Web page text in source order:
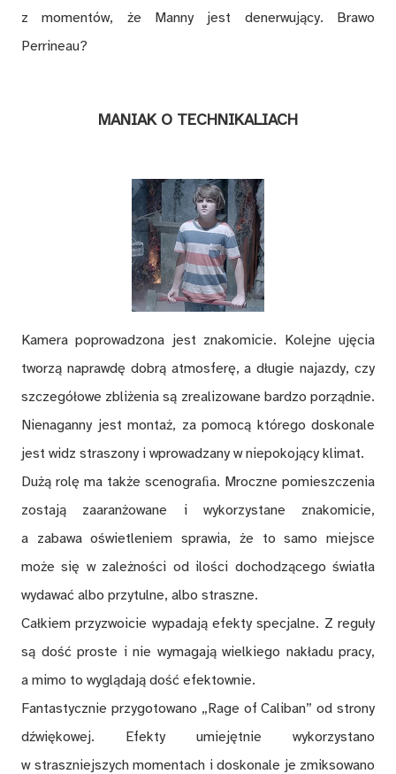
z momentów, że Manny jest denerwujący. Brawo
Perrineau?
MANIAK O TECHNIKALIACH
Kamera poprowadzona jest znakomicie. Kolejne ujęcia
tworzą naprawdę dobrą atmosferę, a długie najazdy, czy
szczegółowe zbliżenia są zrealizowane bardzo porządnie.
Nienaganny jest montaż, za pomocą którego doskonale
jest widz straszony i wprowadzany w niepokojący klimat.
Dużą rolę ma także scenograﬁa. Mroczne pomieszczenia
zostają zaaranżowane i wykorzystane znakomicie,
a zabawa oświetleniem sprawia, że to samo miejsce
może się w zależności od ilości dochodzącego światła
wydawać albo przytulne, albo straszne.
Całkiem przyzwoicie wypadają efekty specjalne. Z reguły
są dość proste i nie wymagają wielkiego nakładu pracy,
a mimo to wyglądają dość efektownie.
Fantastycznie przygotowano „Rage of Caliban” od strony
dźwiękowej. Efekty umiejętnie wykorzystano
w straszniejszych momentach i doskonale je zmiksowano